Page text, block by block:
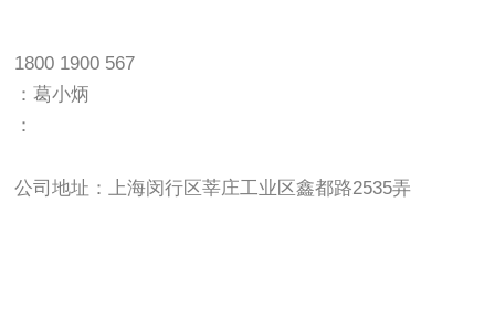
1800 1900 567
：葛小炳
：
公司地址：上海闵行区莘庄工业区鑫都路2535弄